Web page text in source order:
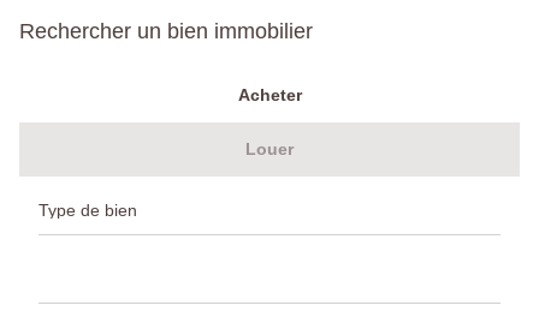
Rechercher un bien immobilier
Acheter
Louer